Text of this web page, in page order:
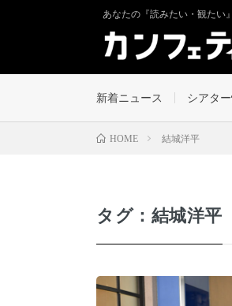
あなたの『読みたい・観たい
新着ニュース シアタ
HOME 結城洋平
タグ：結城洋平